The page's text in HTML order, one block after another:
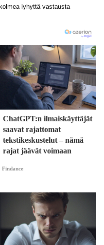
ChatGPT:n ilmaiskäyttäjät
saavat rajattomat
tekstikeskustelut – nämä
rajat jäävät voimaan
Findance